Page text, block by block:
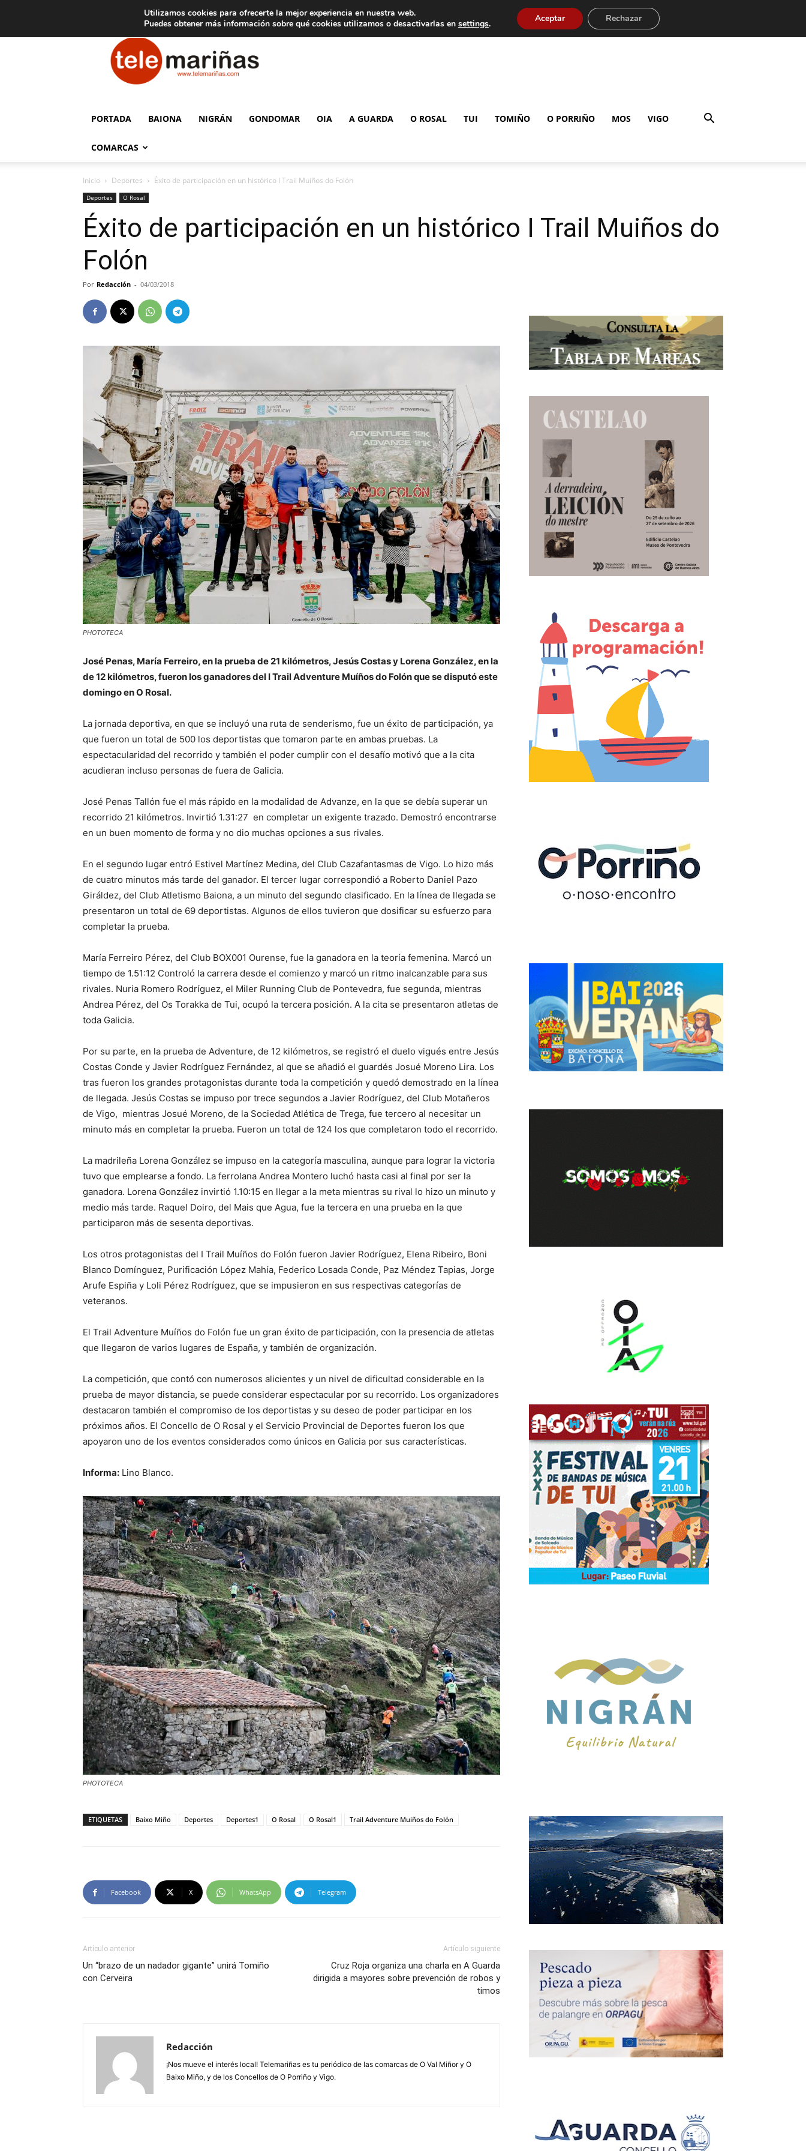
Aviso legal Tarifas de publicidad
Telemariñas
PORTADA BAIONA NIGRÁN GONDOMAR OIA A GUARDA O ROSAL TUI TOMIÑO O PORRIÑO MOS VIGO
COMARCAS
Inicio Deportes Éxito de participación en un histórico I Trail Muiños do Folón
Deportes O Rosal
Éxito de participación en un histórico I Trail Muiños do
Folón
Por Redacción - 04/03/2018
PHOTOTECA
José Penas, María Ferreiro, en la prueba de 21 kilómetros, Jesús Costas y Lorena González, en la
de 12 kilómetros, fueron los ganadores del I Trail Adventure Muíños do Folón que se disputó este
domingo en O Rosal.
La jornada deportiva, en que se incluyó una ruta de senderismo, fue un éxito de participación, ya
que fueron un total de 500 los deportistas que tomaron parte en ambas pruebas. La
espectacularidad del recorrido y también el poder cumplir con el desafío motivó que a la cita
acudieran incluso personas de fuera de Galicia.
José Penas Tallón fue el más rápido en la modalidad de Advanze, en la que se debía superar un
recorrido 21 kilómetros. Invirtió 1.31:27 en completar un exigente trazado. Demostró encontrarse
en un buen momento de forma y no dio muchas opciones a sus rivales.
En el segundo lugar entró Estivel Martínez Medina, del Club Cazafantasmas de Vigo. Lo hizo más
de cuatro minutos más tarde del ganador. El tercer lugar correspondió a Roberto Daniel Pazo
Giráldez, del Club Atletismo Baiona, a un minuto del segundo clasificado. En la línea de llegada se
presentaron un total de 69 deportistas. Algunos de ellos tuvieron que dosificar su esfuerzo para
completar la prueba.
María Ferreiro Pérez, del Club BOX001 Ourense, fue la ganadora en la teoría femenina. Marcó un
tiempo de 1.51:12 Controló la carrera desde el comienzo y marcó un ritmo inalcanzable para sus
rivales. Nuria Romero Rodríguez, el Miler Running Club de Pontevedra, fue segunda, mientras
Andrea Pérez, del Os Torakka de Tui, ocupó la tercera posición. A la cita se presentaron atletas de
toda Galicia.
Por su parte, en la prueba de Adventure, de 12 kilómetros, se registró el duelo vigués entre Jesús
Costas Conde y Javier Rodríguez Fernández, al que se añadió el guardés Josué Moreno Lira. Los
tras fueron los grandes protagonistas durante toda la competición y quedó demostrado en la línea
de llegada. Jesús Costas se impuso por trece segundos a Javier Rodríguez, del Club Motañeros
de Vigo, mientras Josué Moreno, de la Sociedad Atlética de Trega, fue tercero al necesitar un
minuto más en completar la prueba. Fueron un total de 124 los que completaron todo el recorrido.
La madrileña Lorena González se impuso en la categoría masculina, aunque para lograr la victoria
tuvo que emplearse a fondo. La ferrolana Andrea Montero luchó hasta casi al final por ser la
ganadora. Lorena González invirtió 1.10:15 en llegar a la meta mientras su rival lo hizo un minuto y
medio más tarde. Raquel Doiro, del Mais que Agua, fue la tercera en una prueba en la que
participaron más de sesenta deportivas.
Los otros protagonistas del I Trail Muíños do Folón fueron Javier Rodríguez, Elena Ribeiro, Boni
Blanco Domínguez, Purificación López Mahía, Federico Losada Conde, Paz Méndez Tapias, Jorge
Arufe Espiña y Loli Pérez Rodríguez, que se impusieron en sus respectivas categorías de
veteranos.
El Trail Adventure Muíños do Folón fue un gran éxito de participación, con la presencia de atletas
que llegaron de varios lugares de España, y también de organización.
La competición, que contó con numerosos alicientes y un nivel de dificultad considerable en la
prueba de mayor distancia, se puede considerar espectacular por su recorrido. Los organizadores
destacaron también el compromiso de los deportistas y su deseo de poder participar en los
próximos años. El Concello de O Rosal y el Servicio Provincial de Deportes fueron los que
apoyaron uno de los eventos considerados como únicos en Galicia por sus características.
Informa: Lino Blanco.
PHOTOTECA
ETIQUETAS Baixo Miño Deportes Deportes1 O Rosal O Rosal1 Trail Adventure Muiños do Folón
Facebook X WhatsApp Telegram
Artículo anterior
Un “brazo de un nadador gigante” unirá Tomiño
con Cerveira
Artículo siguiente
Cruz Roja organiza una charla en A Guarda
dirigida a mayores sobre prevención de robos y
timos
Redacción
¡Nos mueve el interés local! Telemariñas es tu periódico de las comarcas de O Val Miñor y O
Baixo Miño, y de los Concellos de O Porriño y Vigo.
Utilizamos cookies para ofrecerte la mejor experiencia en nuestra web.
Puedes obtener más información sobre qué cookies utilizamos o desactivarlas en settings. Aceptar Rechazar